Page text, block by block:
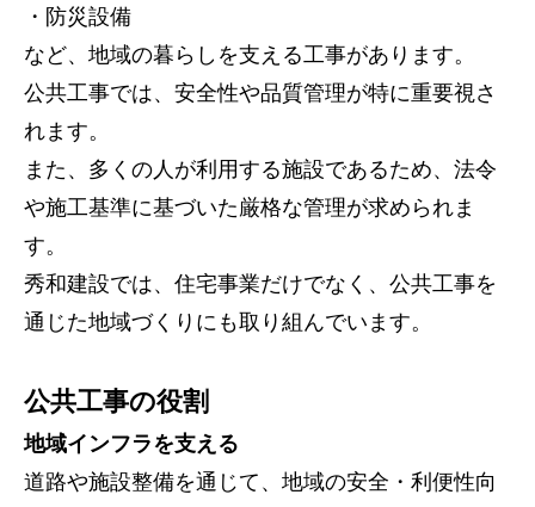
・防災設備
など、地域の暮らしを支える工事があります。
公共工事では、安全性や品質管理が特に重要視さ
れます。
また、多くの人が利用する施設であるため、法令
や施工基準に基づいた厳格な管理が求められま
す。
秀和建設では、住宅事業だけでなく、公共工事を
通じた地域づくりにも取り組んでいます。
公共工事の役割
地域インフラを支える
道路や施設整備を通じて、地域の安全・利便性向